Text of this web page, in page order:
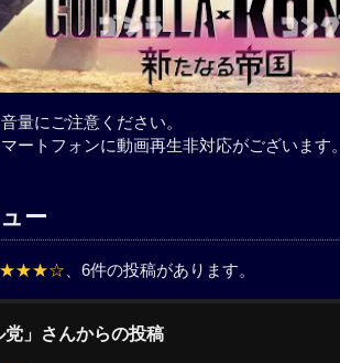
量にご注意ください。
ートフォンに動画再生非対応がございます。
ー
、6件の投稿があります。
党」さんからの投稿